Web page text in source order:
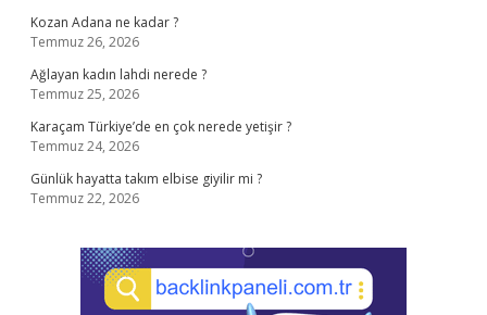
Kozan Adana ne kadar ?
Temmuz 26, 2026
Ağlayan kadın lahdi nerede ?
Temmuz 25, 2026
Karaçam Türkiye’de en çok nerede yetişir ?
Temmuz 24, 2026
Günlük hayatta takım elbise giyilir mi ?
Temmuz 22, 2026